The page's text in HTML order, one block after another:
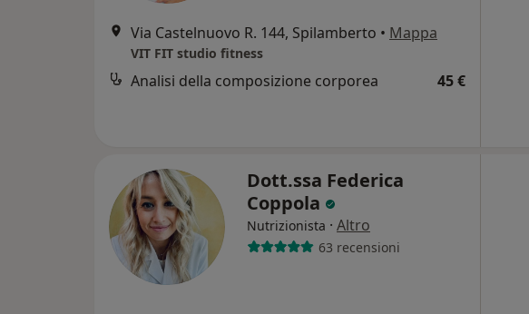
Via Castelnuovo R. 144, Spilamberto • Mappa
VIT FIT studio fitness
Analisi della composizione corporea 45 €
Dott.ssa Federica
Coppola
Nutrizionista · Altro
63 recensioni